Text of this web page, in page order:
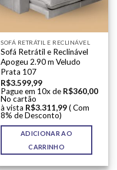
SOFÁ RETRÁTIL E RECLINÁVEL
Sofá Retrátil e Reclinável
Apogeu 2.90 m Veludo
Prata 107
R$3.599,99
Pague em 10x de R$360,00
No cartão
à vista R$3.311,99( Com
8% de Desconto)
ADICIONAR AO
CARRINHO